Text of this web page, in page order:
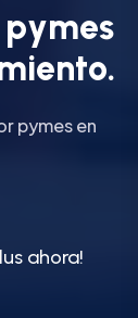
pymes
iento.
pymes en
ahora!